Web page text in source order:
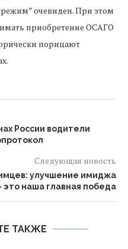
очевиден. При этом
приобретение ОСАГО
порицают
России водители
Следующая новость
улучшение имиджа
это наша главная победа
ТАКЖЕ